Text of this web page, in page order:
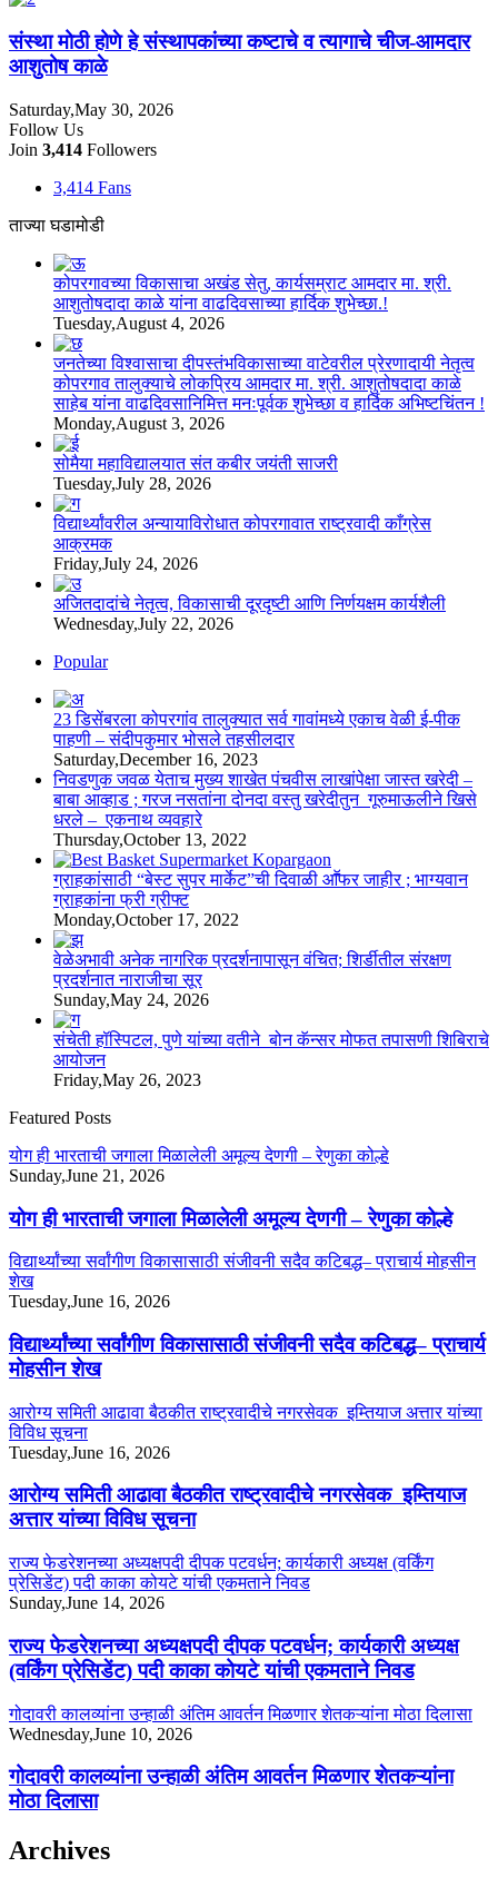
संस्था मोठी होणे हे संस्थापकांच्या कष्टाचे व त्यागाचे चीज-आमदार
आशुतोष काळे
Saturday,May 30, 2026
Follow Us
Join 3,414 Followers
3,414 Fans
ताज्या घडामोडी
कोपरगावच्या विकासाचा अखंड सेतु, कार्यसम्राट आमदार मा. श्री.
आशुतोषदादा काळे यांना वाढदिवसाच्या हार्दिक शुभेच्छा.!
Tuesday,August 4, 2026
जनतेच्या विश्वासाचा दीपस्तंभविकासाच्या वाटेवरील प्रेरणादायी नेतृत्व
कोपरगाव तालुक्याचे लोकप्रिय आमदार मा. श्री. आशुतोषदादा काळे
साहेब यांना वाढदिवसानिमित्त मनःपूर्वक शुभेच्छा व हार्दिक अभिष्टचिंतन !
Monday,August 3, 2026
सोमैया महाविद्यालयात संत कबीर जयंती साजरी
Tuesday,July 28, 2026
विद्यार्थ्यांवरील अन्यायाविरोधात कोपरगावात राष्ट्रवादी काँग्रेस
आक्रमक
Friday,July 24, 2026
अजितदादांचे नेतृत्व, विकासाची दूरदृष्टी आणि निर्णयक्षम कार्यशैली
Wednesday,July 22, 2026
Popular
23 डिसेंबरला कोपरगांव तालुक्‍यात सर्व गावांमध्ये एकाच वेळी ई-पीक
पाहणी – संदीपकुमार भोसले तहसीलदार
Saturday,December 16, 2023
निवडणुक जवळ येताच मुख्य शाखेत पंचवीस लाखांपेक्षा जास्त खरेदी –
बाबा आव्हाड ; गरज नसतांना दोनदा वस्तु खरेदीतुन गूरुमाऊलीने खिसे
धरले – एकनाथ व्यवहारे
Thursday,October 13, 2022
ग्राहकांसाठी “बेस्ट सुपर मार्केट”ची दिवाळी आॕफर जाहीर ; भाग्यवान
ग्राहकांना फ्री ग्रीफ्ट
Monday,October 17, 2022
वेळेअभावी अनेक नागरिक प्रदर्शनापासून वंचित; शिर्डीतील संरक्षण
प्रदर्शनात नाराजीचा सूर
Sunday,May 24, 2026
संचेती हॉस्पिटल, पुणे यांच्या वतीने बोन कॅन्सर मोफत तपासणी शिबिराचे
आयोजन
Friday,May 26, 2023
Featured Posts
योग ही भारताची जगाला मिळालेली अमूल्य देणगी – रेणुका कोल्हे
Sunday,June 21, 2026
योग ही भारताची जगाला मिळालेली अमूल्य देणगी – रेणुका कोल्हे
विद्यार्थ्यांच्या सर्वांगीण विकासासाठी संजीवनी सदैव कटिबद्ध– प्राचार्य मोहसीन
शेख
Tuesday,June 16, 2026
विद्यार्थ्यांच्या सर्वांगीण विकासासाठी संजीवनी सदैव कटिबद्ध– प्राचार्य
मोहसीन शेख
आरोग्य समिती आढावा बैठकीत राष्ट्रवादीचे नगरसेवक इम्तियाज अत्तार यांच्या
विविध सूचना
Tuesday,June 16, 2026
आरोग्य समिती आढावा बैठकीत राष्ट्रवादीचे नगरसेवक इम्तियाज
अत्तार यांच्या विविध सूचना
राज्य फेडरेशनच्या अध्यक्षपदी दीपक पटवर्धन; कार्यकारी अध्यक्ष (वर्किंग
प्रेसिडेंट) पदी काका कोयटे यांची एकमताने निवड
Sunday,June 14, 2026
राज्य फेडरेशनच्या अध्यक्षपदी दीपक पटवर्धन; कार्यकारी अध्यक्ष
(वर्किंग प्रेसिडेंट) पदी काका कोयटे यांची एकमताने निवड
गोदावरी कालव्यांना उन्हाळी अंतिम आवर्तन मिळणार शेतकऱ्यांना मोठा दिलासा
Wednesday,June 10, 2026
गोदावरी कालव्यांना उन्हाळी अंतिम आवर्तन मिळणार शेतकऱ्यांना
मोठा दिलासा
Archives